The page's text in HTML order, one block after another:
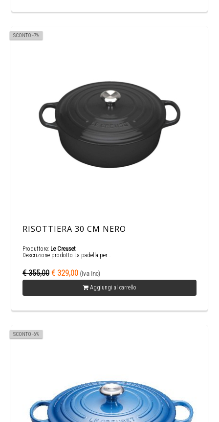
SCONTO -7%
RISOTTIERA 30 CM NERO
Produttore: Le Creuset
Descrizione prodotto La padella per...
€ 355,00 € 329,00 (Iva Inc)
Aggiungi al carrello
SCONTO -6%